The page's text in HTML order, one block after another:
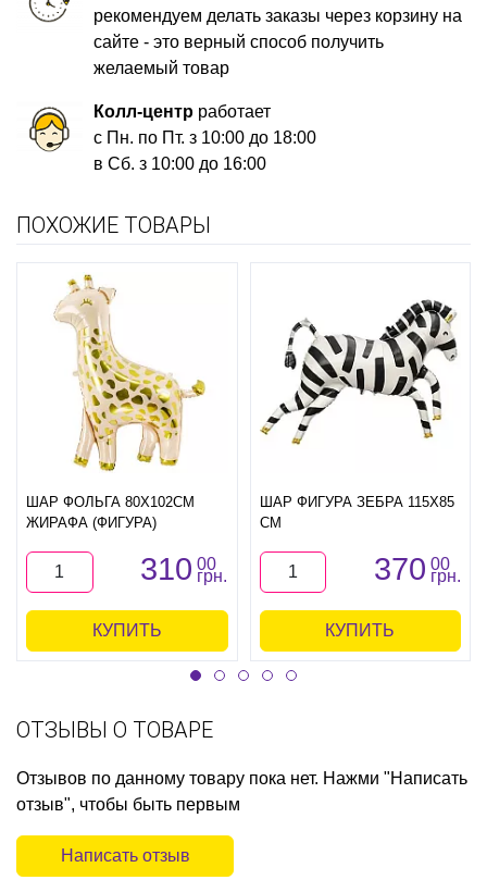
рекомендуем делать заказы через корзину на
сайте - это верный способ получить
желаемый товар
Колл-центр работает
с Пн. по Пт. з 10:00 до 18:00
в Сб. з 10:00 до 16:00
ПОХОЖИЕ ТОВАРЫ
ШАР ФОЛЬГА 80Х102СМ
ЖИРАФА (ФИГУРА)
310 00
грн.
КУПИТЬ
ШАР ФИГУРА ЗЕБРА 115Х85
СМ
370 00
грн.
КУПИТЬ
ОТЗЫВЫ О ТОВАРЕ
Отзывов по данному товару пока нет. Нажми "Написать
отзыв", чтобы быть первым
Написать отзыв